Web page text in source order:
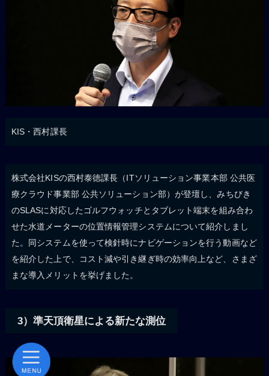
KIS・西村課長
株式会社KISの西村泰徳課長（ITソリューション事業本部 公共医
療クラウド事業部 公共ソリューション部）が登壇し、みちびき
のSLASに対応したゴルフウォッチとタブレット端末を組み合わ
せた水道メーターの位置情報管理システムについて紹介しまし
た。同システムを使って検針時にナビゲーションを行う動画など
を紹介した上で、コスト減や引き継ぎ時の効率向上など、さまざ
まな導入メリットを挙げました。
3）準天頂衛星による新たな測位